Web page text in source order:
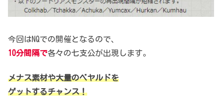
今回はNQでの開催となるので、
10分間隔で各々の七支公が出現します。
メナス素材や大量のベヤルドを
ゲットするチャンス！